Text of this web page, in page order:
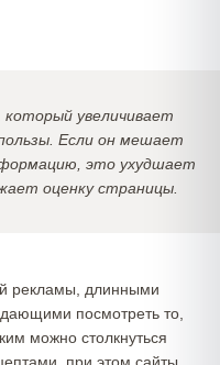
увеличивает
Если он мешает
это ухудшает
оценку страницы.
рекламы, длинными
посмотреть то,
можно столкнуться